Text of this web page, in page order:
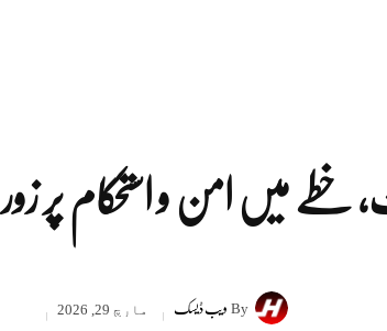
میں امن و استحکام پر زور
Byویب ڈیسک مارچ 29, 2026